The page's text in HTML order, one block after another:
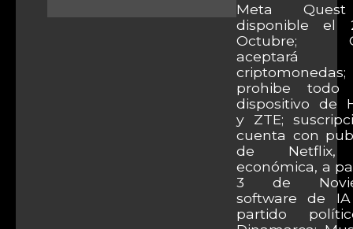
Meta
disponible el
Octubre;
aceptará
prohibe todo
dispositivo de
y ZTE;
cuenta con
de Netflix,
económica, a
3 de
software de
partido